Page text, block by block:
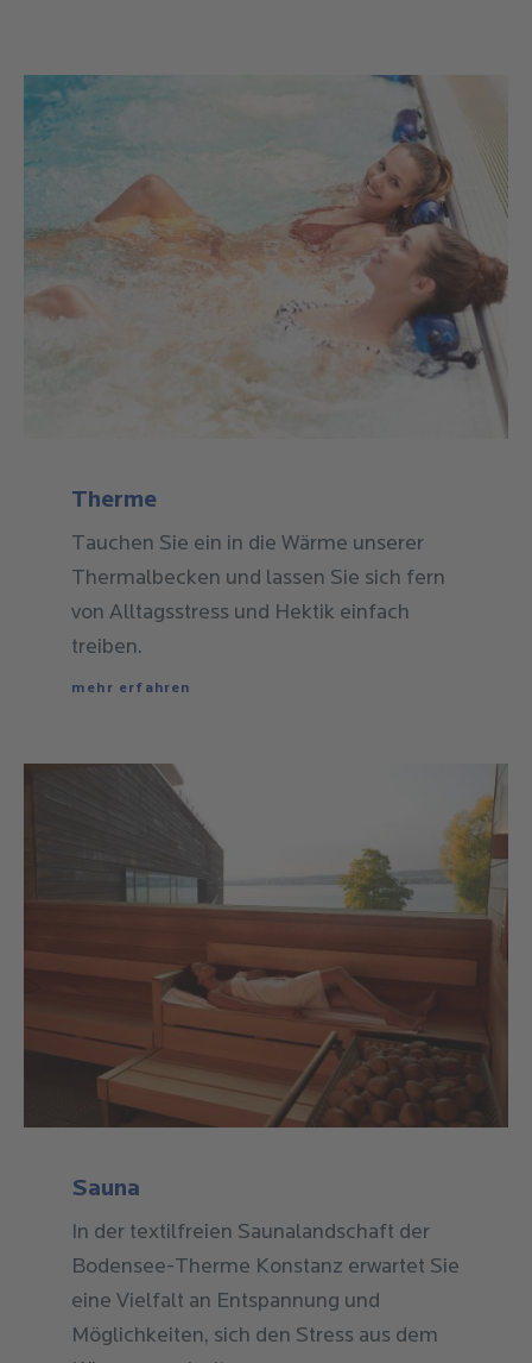
Tauchen Sie ein in die Wärme unserer
Thermalbecken und lassen Sie sich fern
von Alltagsstress und Hektik einfach
treiben.
mehr erfahren
In der textilfreien Saunalandschaft der
Bodensee-Therme Konstanz erwartet Sie
eine Vielfalt an Entspannung und
Möglichkeiten, sich den Stress aus dem